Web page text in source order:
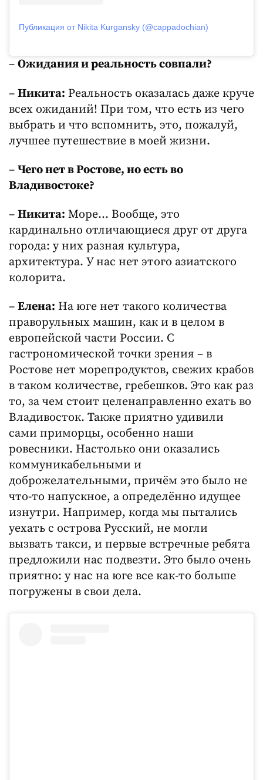
Публикация от Nikita Kurgansky (@cappadochian)
– Ожидания и реальность совпали?
– Никита: Реальность оказалась даже круче
всех ожиданий! При том, что есть из чего
выбрать и что вспомнить, это, пожалуй,
лучшее путешествие в моей жизни.
– Чего нет в Ростове, но есть во
Владивостоке?
– Никита: Море… Вообще, это
кардинально отличающиеся друг от друга
города: у них разная культура,
архитектура. У нас нет этого азиатского
колорита.
– Елена: На юге нет такого количества
праворульных машин, как и в целом в
европейской части России. С
гастрономической точки зрения – в
Ростове нет морепродуктов, свежих крабов
в таком количестве, гребешков. Это как раз
то, за чем стоит целенаправленно ехать во
Владивосток. Также приятно удивили
сами приморцы, особенно наши
ровесники. Настолько они оказались
коммуникабельными и
доброжелательными, причём это было не
что-то напускное, а определённо идущее
изнутри. Например, когда мы пытались
уехать с острова Русский, не могли
вызвать такси, и первые встречные ребята
предложили нас подвезти. Это было очень
приятно: у нас на юге все как-то больше
погружены в свои дела.